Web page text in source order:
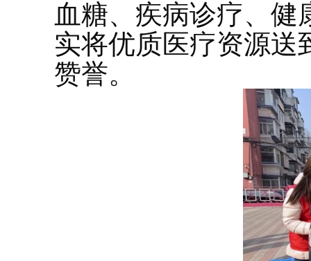
血糖、疾病诊疗、健
实将优质医疗资源送
赞誉。